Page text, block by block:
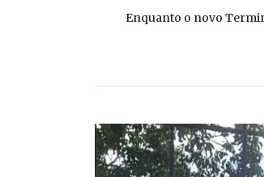
Enquanto o novo